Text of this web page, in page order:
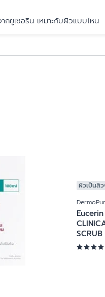
ผ
ผ
ยูเซอริน เหมาะกับผิวแบบไหน
ผิวเป็นสิ
Eucerin